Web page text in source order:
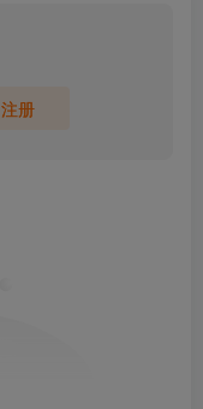
注册